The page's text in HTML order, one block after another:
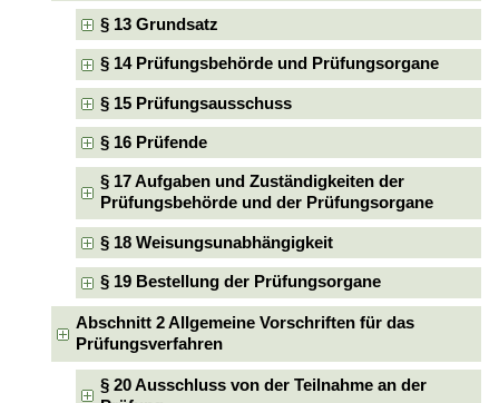
§ 13 Grundsatz
§ 14 Prüfungsbehörde und Prüfungsorgane
§ 15 Prüfungsausschuss
§ 16 Prüfende
§ 17 Aufgaben und Zuständigkeiten der
Prüfungsbehörde und der Prüfungsorgane
§ 18 Weisungsunabhängigkeit
§ 19 Bestellung der Prüfungsorgane
Abschnitt 2 Allgemeine Vorschriften für das
Prüfungsverfahren
§ 20 Ausschluss von der Teilnahme an der